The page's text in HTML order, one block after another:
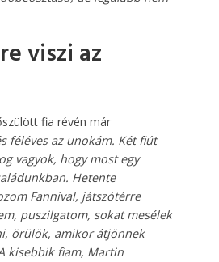
viszi az
fia révén már
féléves az unokám. Két fiút
vagyok, hogy most egy
Hetente
Fannival, játszótérre
puszilgatom, sokat mesélek
örülök, amikor átjönnek
kisebbik fiam, Martin